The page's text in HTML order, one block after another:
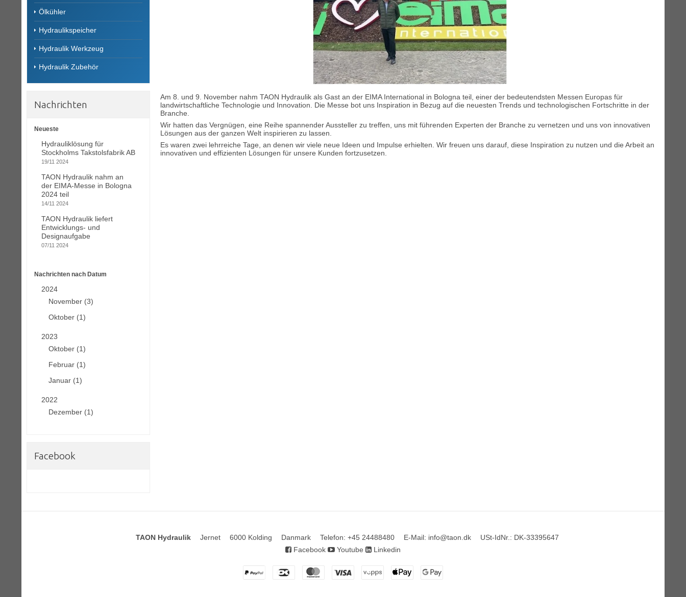
Ölkühler
Hydraulikspeicher
Hydraulik Werkzeug
Hydraulik Zubehör
Nachrichten
Neueste
Hydrauliklösung für
Stockholms Takstolsfabrik AB
19/11 2024
TAON Hydraulik nahm an
der EIMA-Messe in Bologna
2024 teil
14/11 2024
TAON Hydraulik liefert
Entwicklungs- und
Designaufgabe
07/11 2024
Nachrichten nach Datum
2024
November (3)
Oktober (1)
2023
Oktober (1)
Februar (1)
Januar (1)
2022
Dezember (1)
Facebook
Am 8. und 9. November nahm TAON Hydraulik als Gast an der EIMA International in Bologna teil, einer der bedeutendsten Messen Europas für
landwirtschaftliche Technologie und Innovation. Die Messe bot uns Inspiration in Bezug auf die neuesten Trends und technologischen Fortschritte in der
Branche.
Wir hatten das Vergnügen, eine Reihe spannender Aussteller zu treffen, uns mit führenden Experten der Branche zu vernetzen und uns von innovativen
Lösungen aus der ganzen Welt inspirieren zu lassen.
Es waren zwei lehrreiche Tage, an denen wir viele neue Ideen und Impulse erhielten. Wir freuen uns darauf, diese Inspiration zu nutzen und die Arbeit an
innovativen und effizienten Lösungen für unsere Kunden fortzusetzen.
TAON Hydraulik Jernet 6000 Kolding Danmark Telefon: +45 24488480 E-Mail: info@taon.dk USt-IdNr. : DK-33395647
Facebook
Youtube Linkedin